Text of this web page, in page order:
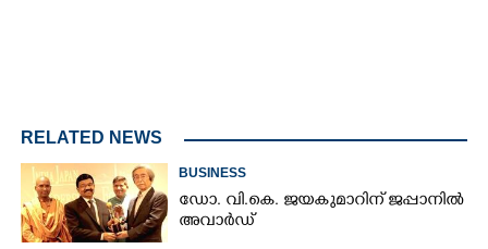
RELATED NEWS
BUSINESS
ഡോ. വി.കെ. ജയകുമാറിന് ജപ്പാനിൽ
അവാർഡ്